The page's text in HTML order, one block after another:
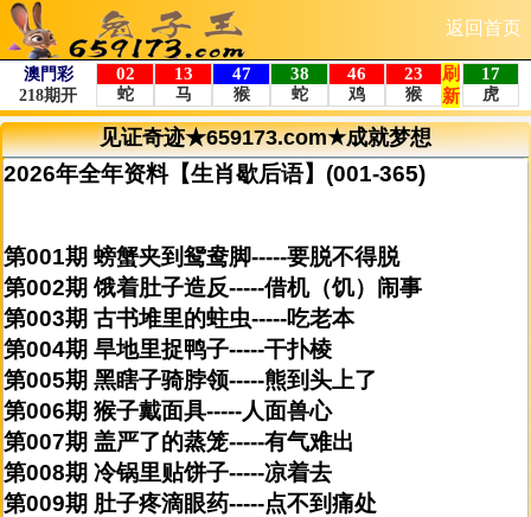
返回首页
见证奇迹★659173.com★成就梦想
2026年全年资料【生肖歇后语】(001-365)
第001期 螃蟹夹到鸳鸯脚-----要脱不得脱
第002期 饿着肚子造反-----借机（饥）闹事
第003期 古书堆里的蛀虫-----吃老本
第004期 旱地里捉鸭子-----干扑棱
第005期 黑瞎子骑脖领-----熊到头上了
第006期 猴子戴面具-----人面兽心
第007期 盖严了的蒸笼-----有气难出
第008期 冷锅里贴饼子-----凉着去
第009期 肚子疼滴眼药-----点不到痛处